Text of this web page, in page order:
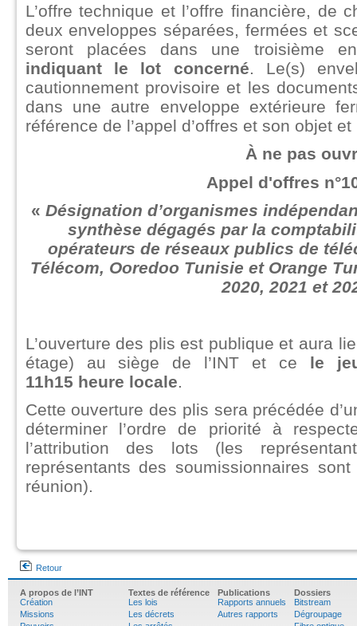
L’offre technique et l’offre financière, de
deux enveloppes séparées, fermées et
seront placées dans une troisième
indiquant le lot concerné. Le(s)
cautionnement provisoire et les
dans une autre enveloppe extérieure
référence de l’appel d’offres et son objet
À ne pas
Appel d'offres
« Désignation d’organismes
synthèse dégagés par la
opérateurs de réseaux publics de
Télécom, Ooredoo Tunisie et Orange
2020, 2021 et
L’ouverture des plis est publique et aura
étage) au siège de l’INT et ce le
11h15 heure locale.
Cette ouverture des plis sera précédée
déterminer l’ordre de priorité à
l’attribution des lots (les
représentants des soumissionnaires
réunion).
Retour
A propos de l’INT
Création
Missions
Textes de référence
Les lois
Les décrets
Publications
Rapports annuels
Autres rapports
Dossiers
Bitstream
Dégroupage